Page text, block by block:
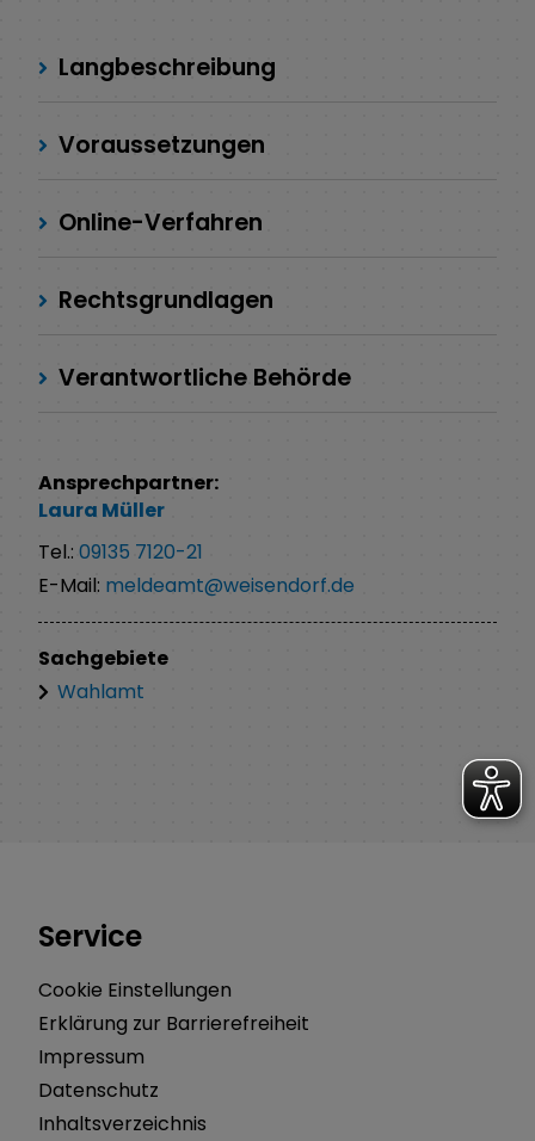
Langbeschreibung
Voraussetzungen
Online-Verfahren
Rechtsgrundlagen
Verantwortliche Behörde
Ansprechpartner:
Laura Müller
Tel.: 09135 7120-21
E-Mail: meldeamt@weisendorf.de
Sachgebiete
Wahlamt
Service
Cookie Einstellungen
Erklärung zur Barrierefreiheit
Impressum
Datenschutz
Inhaltsverzeichnis